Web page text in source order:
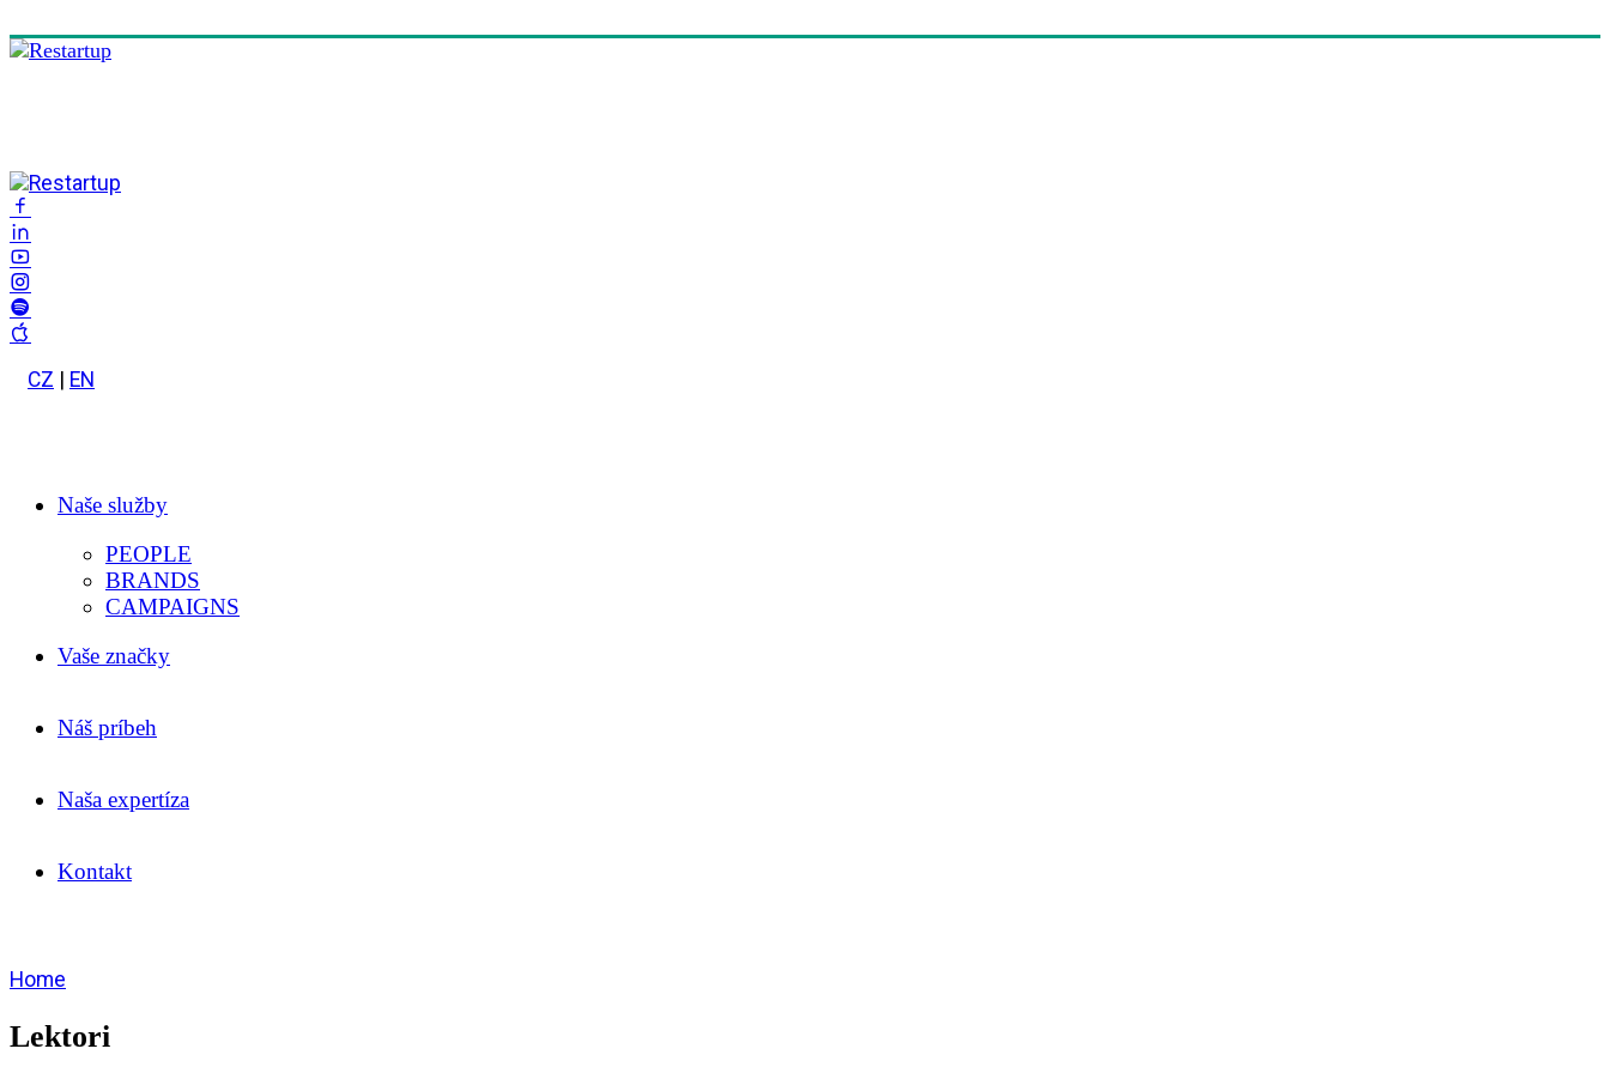
CZ EN
Naše služby
PEOPLE
BRANDS
CAMPAIGNS
Vaše značky
Náš príbeh
Naša expertíza
Kontakt
Home
Lektori